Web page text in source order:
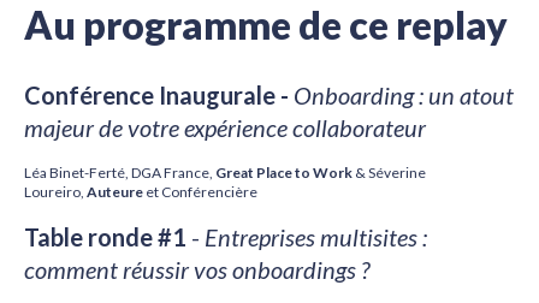
Au programme de ce replay
Conférence Inaugurale - Onboarding : un atout
majeur de votre expérience collaborateur
Léa Binet-Ferté, DGA France, Great Place to Work & Séverine
Loureiro, Auteure et Conférencière
Table ronde #1 - Entreprises multisites :
comment réussir vos onboardings ?